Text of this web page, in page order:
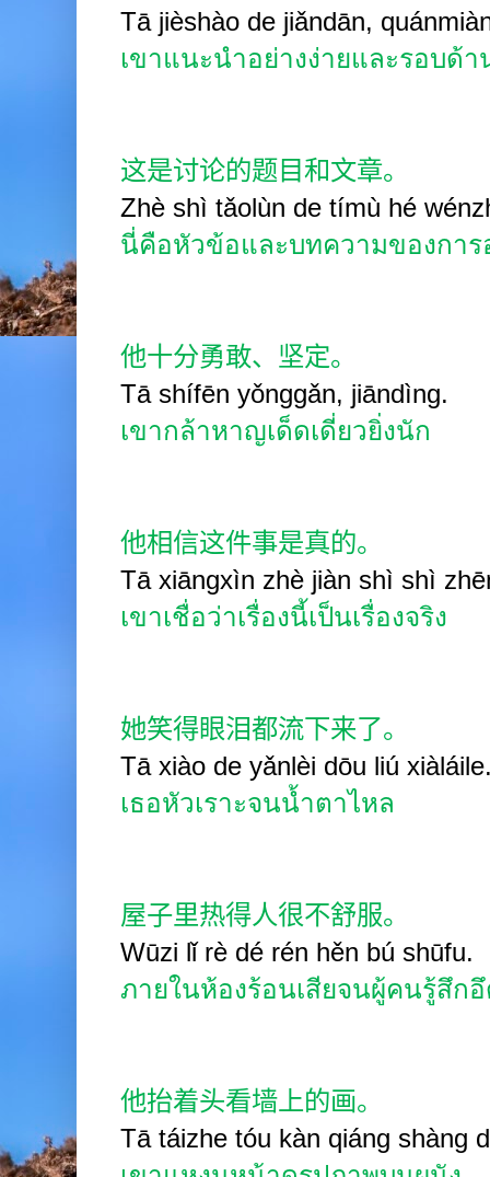
Tā jièshào de jiǎndān,
เขาแนะนำอย่างง่ายและรอบด้า
这是讨论的题目和文章。
Zhè shì tǎolùn de tímù hé
นี่คือหัวข้อและบทความของการ
他十分勇敢、坚定。
Tā shífēn yǒnggǎn, jiāndìng.
เขากล้าหาญเด็ดเดี่ยวยิ่งนัก
他相信这件事是真的。
Tā xiāngxìn zhè jiàn shì shì
เขาเชื่อว่าเรื่องนี้เป็นเรื่องจริง
她笑得眼泪都流下来了。
Tā xiào de yǎnlèi dōu liú
เธอหัวเราะจนน้ำตาไหล
屋子里热得人很不舒服。
Wūzi lǐ rè dé rén hěn bú shūfu.
ภายในห้องร้อนเสียจนผู้คนรู้สึก
他抬着头看墙上的画。
Tā táizhe tóu kàn qiáng shàng